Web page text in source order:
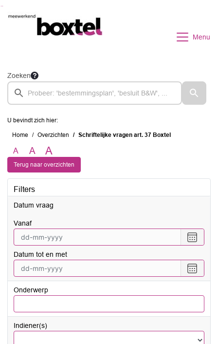
Menu
Zoeken
U bevindt zich hier:
Home Overzichten Schriftelijke vragen art. 37 Boxtel
A A A
Terug naar overzichten
Filters
Datum vraag
vanaf
een
vanaf
Datum tot en met
een
tot
met
Onderwerp
Indiener(s)